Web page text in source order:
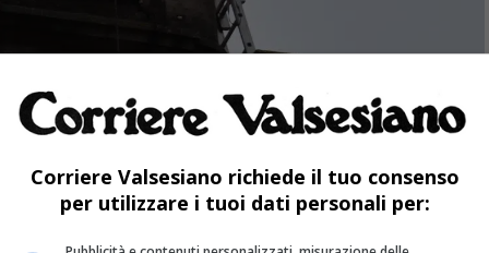
Corriere Valsesiano richiede il tuo consenso
per utilizzare i tuoi dati personali per: